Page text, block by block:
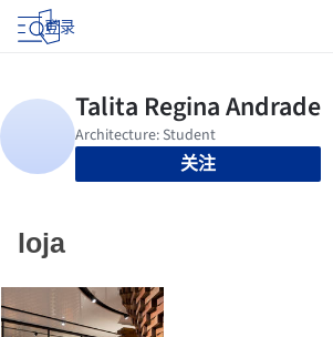
登录
关注
loja